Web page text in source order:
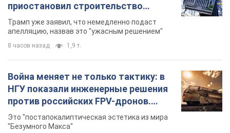
приостановил строительство
бального зала стоимостью 400 млн
долларов
Трамп уже заявил, что немедленно подаст
апелляцию, назвав это "ужасным решением"
8 часов назад 1,9 т.
Война меняет не только тактику: в
НГУ показали инженерные решения
против российских FPV-дронов.
Фото
Это "постапокалиптическая эстетика из мира
"Безумного Макса"